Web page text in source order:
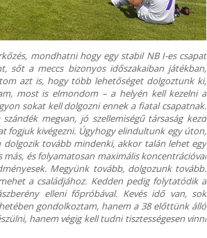
mondhatni hogy egy stabil NB I-es csapat
sőt a meccs bizonyos időszakaiban játékban,
azt is, hogy több lehetőséget dolgoztunk ki,
most is elmondom – a helyén kell kezelni a
sokat kell dolgozni ennek a fiatal csapatnak.
megvan, jó szellemiségű társaság kezd
fogjuk kivégezni. Úgyhogy elindultunk egy úton,
tovább mindenki, akkor talán lehet egy
és folyamatosan maximális koncentrációval
Megyünk tovább, dolgozunk tovább.
a családjához. Kedden pedig folytatódik a
elleni főpróbával. Kevés idő van, sok
gondolkoztam, hanem a 38 előttünk álló
hanem végig kell tudni tisztességesen vinni